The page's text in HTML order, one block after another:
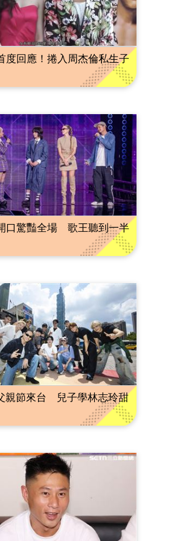
度回應！捲入周杰倫私生子
口驚豔全場 歌王聽到一半
親節來台 兒子學林志玲甜